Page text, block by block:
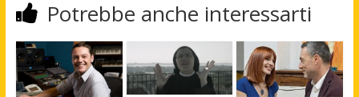
Potrebbe anche interessarti